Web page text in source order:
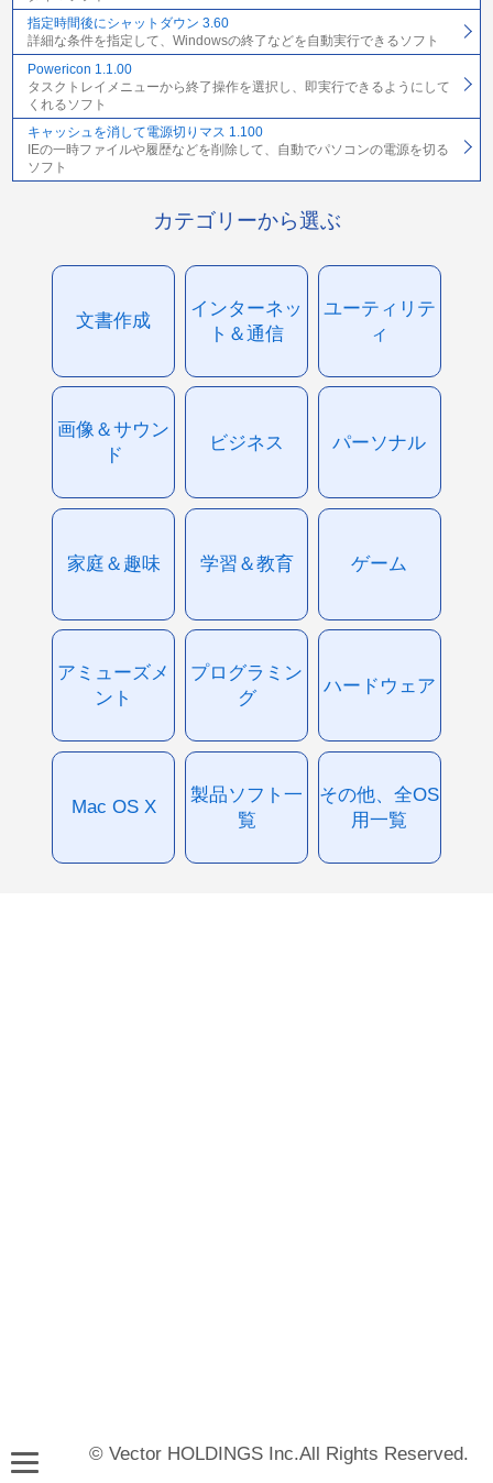
指定時間後にシャットダウン 3.60
詳細な条件を指定して、Windowsの終了などを自動実行できるソフト
Powericon 1.1.00
タスクトレイメニューから終了操作を選択し、即実行できるようにして
くれるソフト
キャッシュを消して電源切りマス 1.100
IEの一時ファイルや履歴などを削除して、自動でパソコンの電源を切る
ソフト
カテゴリーから選ぶ
文書作成
インターネッ
ト＆通信
ユーティリテ
ィ
画像＆サウン
ド
ビジネス パーソナル
家庭＆趣味 学習＆教育 ゲーム
アミューズメ
ント
プログラミン
グ
ハードウェア
Mac OS X
製品ソフト一
覧
その他、全OS
用一覧
© Vector HOLDINGS Inc.All Rights Reserved.